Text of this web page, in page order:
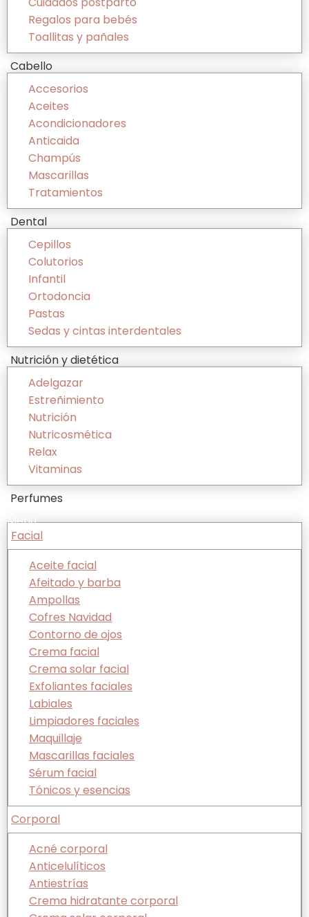
Regalos para bebés
Toallitas y pañales
Cabello
Accesorios
Aceites
Acondicionadores
Anticaida
Champús
Mascarillas
Tratamientos
Dental
Cepillos
Colutorios
Infantil
Ortodoncia
Pastas
Sedas y cintas interdentales
Nutrición y dietética
Adelgazar
Estreñimiento
Nutrición
Nutricosmética
Relax
Vitaminas
Perfumes
Menu
Facial
Aceite facial
Afeitado y barba
Ampollas
Cofres Navidad
Contorno de ojos
Crema facial
Crema solar facial
Exfoliantes faciales
Labiales
Limpiadores faciales
Maquillaje
Mascarillas faciales
Sérum facial
Tónicos y esencias
Corporal
Acné corporal
Anticelulíticos
Antiestrías
Crema hidratante corporal